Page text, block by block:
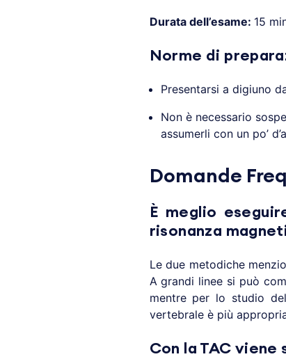
Durata dell’esame: 15
Norme di
Presentarsi a digiuno
Non è necessario
assumerli con un po’
Domande
È meglio
risonanza
Le due metodiche
A grandi linee si può
mentre per lo studio
vertebrale è più
Con la TAC